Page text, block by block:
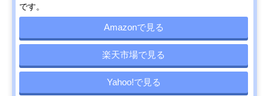
です。
Amazonで見る
楽天市場で見る
Yahoo!で見る